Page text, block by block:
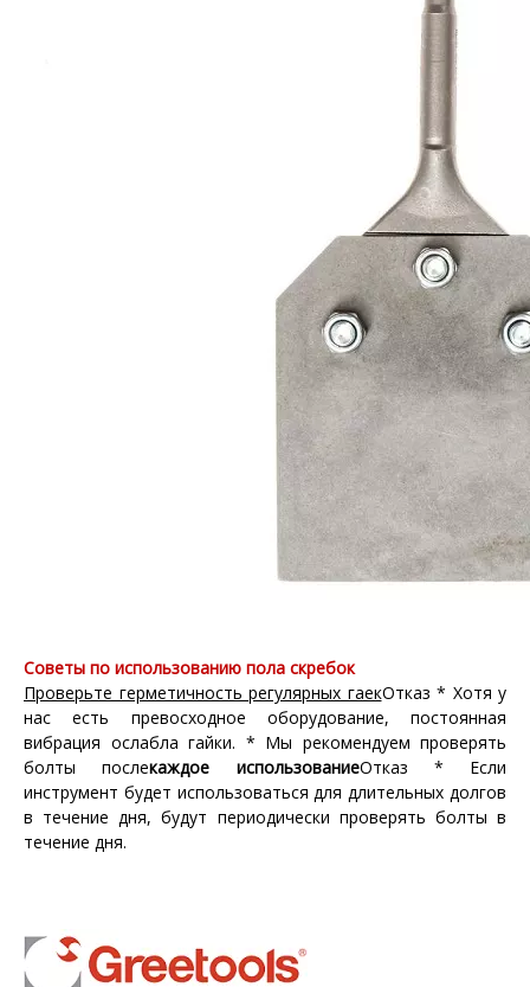
Советы по использованию пола скребок
Проверьте герметичность регулярных гаекОтказ * Хотя у
нас есть превосходное оборудование, постоянная
вибрация ослабла гайки. * Мы рекомендуем проверять
болты послекаждое использованиеОтказ * Если
инструмент будет использоваться для длительных долгов
в течение дня, будут периодически проверять болты в
течение дня.